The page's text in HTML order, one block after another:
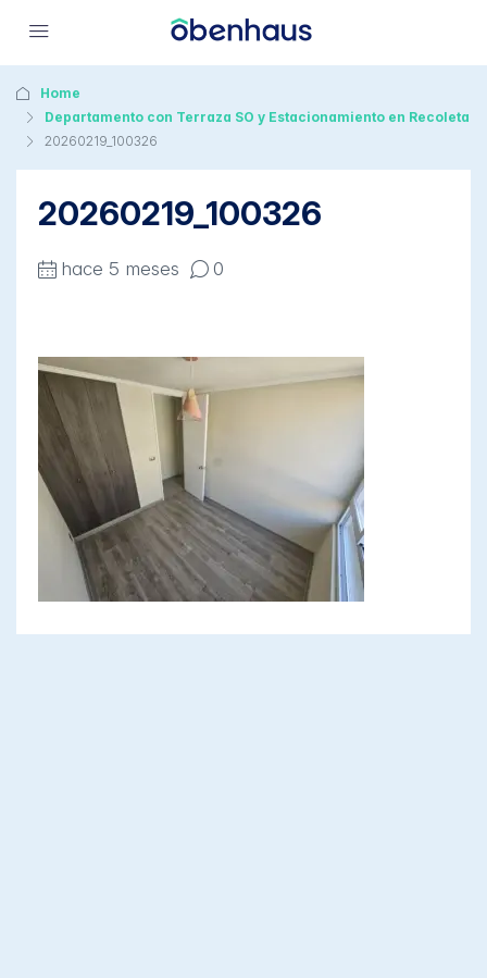
Home
Departamento con Terraza SO y Estacionamiento en Recoleta
20260219_100326
20260219_100326
hace 5 meses 0